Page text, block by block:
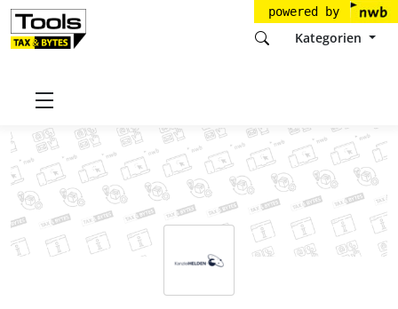
powered by
Kategorien
Startseite